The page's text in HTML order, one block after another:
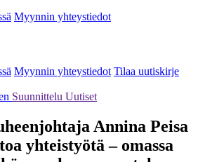
Myynnin yhteystiedot
Myynnin yhteystiedot Tilaa uutiskirje
Suunnittelu Uutiset
Annina Peisa
yhteistyötä – omassa